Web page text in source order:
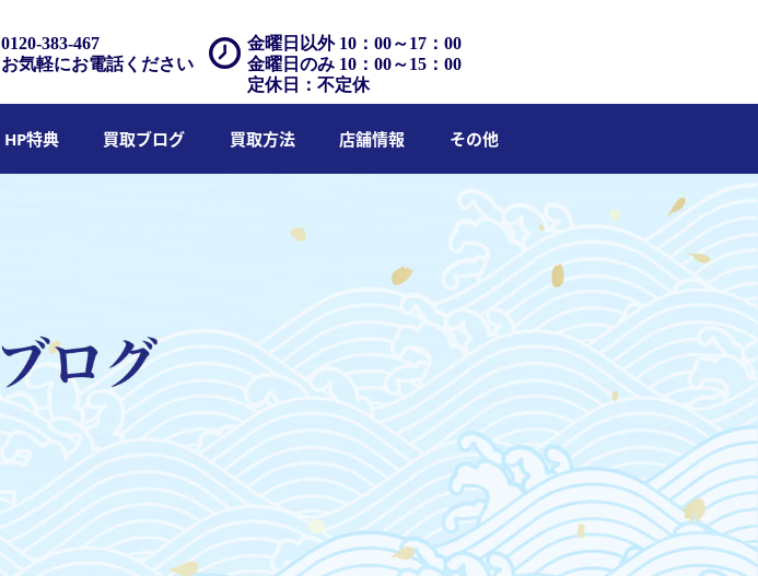
金曜日以外 10：00～17：00
金曜日のみ 10：00～15：00
定休日：不定休
0120-383-467
お気軽にお電話ください
HP特典 買取ブログ 買取方法 店舗情報 その他